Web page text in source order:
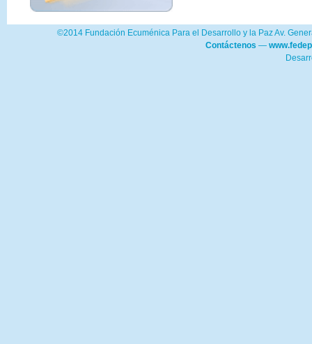
©2014 Fundación Ecuménica Para el Desarrollo y la Paz Av.
Contáctenos —